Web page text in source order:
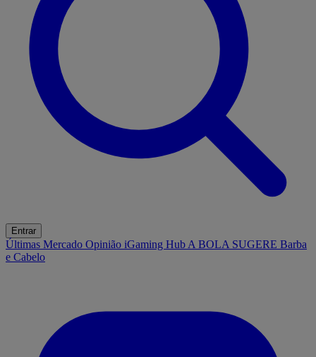
Entrar
Últimas Mercado Opinião iGaming Hub A BOLA SUGERE Barba
e Cabelo